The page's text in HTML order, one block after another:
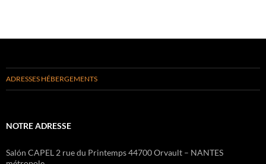
ADRESSES HÉBERGEMENTS
NOTRE ADRESSE
Salón CAPEL 2 rue du Printemps 44700 Orvault – NANTES